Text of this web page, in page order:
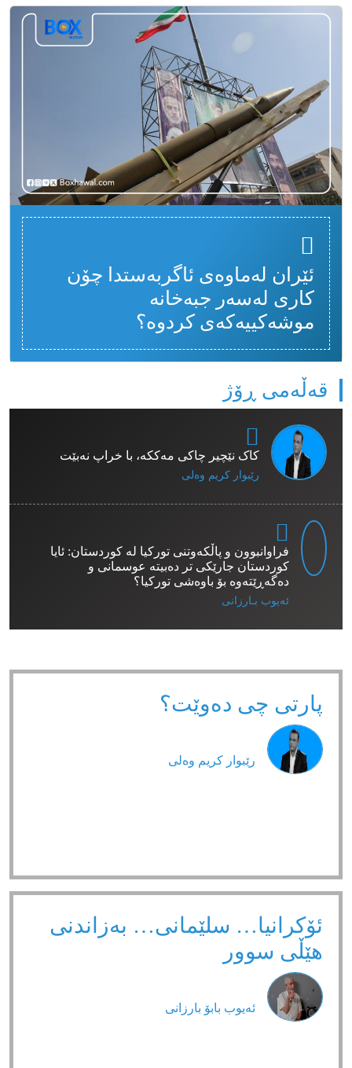
ئێران لەماوەی ئاگربەستدا چۆن
کاری لەسەر جبەخانە
موشەکییەکەی کردوە؟
قەڵەمی ڕۆژ
کاک نێچیر چاکی مەککە، با خراپ نەبێت
رێبوار كریم وەلی
فراوانبوون و پاڵکەوتنی تورکیا لە کوردستان: ئایا
کوردستان جارێکی تر دەبیتە عوسمانی و
دەگەڕێتەوە بۆ باوەشی تورکیا؟
ئەیوب بـارزانی
پارتی چی دەوێت؟
رێبوار كریم وەلی
ئۆکرانیا… سلێمانی… بەزاندنی
هێڵی سوور
ئەیوب بابۆ بارزانی